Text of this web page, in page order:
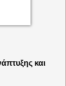
και